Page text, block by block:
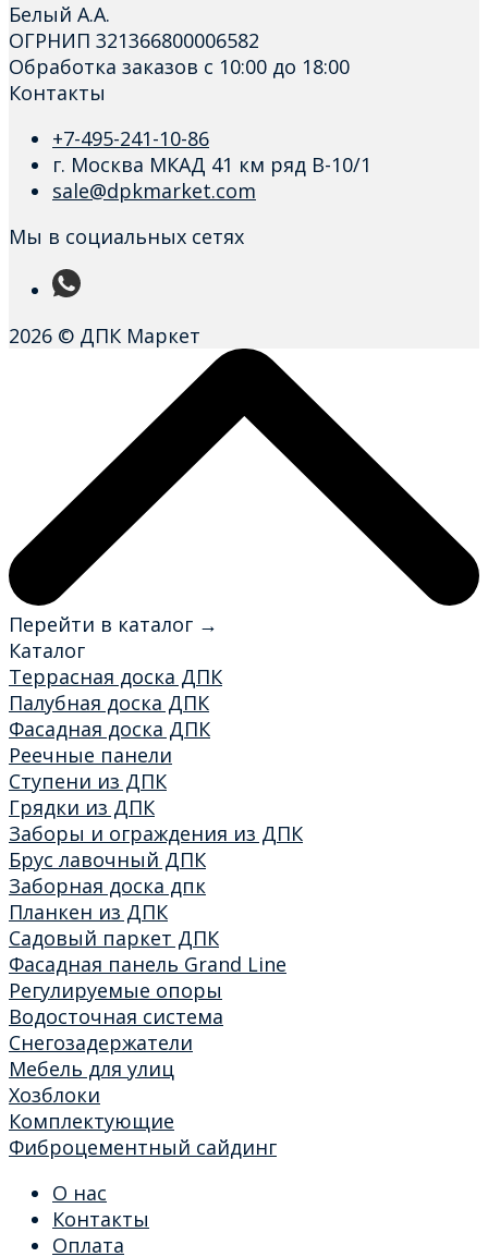
Белый А.А.
ОГРНИП 321366800006582
Обработка заказов с 10:00 до 18:00
Контакты
+7-495-241-10-86
г. Москва МКАД 41 км ряд В-10/1
sale@dpkmarket.com
Мы в социальных сетях
2026 © ДПК Маркет
Перейти в каталог →
Каталог
Террасная доска ДПК
Палубная доска ДПК
Фасадная доска ДПК
Реечные панели
Ступени из ДПК
Грядки из ДПК
Заборы и ограждения из ДПК
Брус лавочный ДПК
Заборная доска дпк
Планкен из ДПК
Садовый паркет ДПК
Фасадная панель Grand Line
Регулируемые опоры
Водосточная система
Снегозадержатели
Мебель для улиц
Хозблоки
Комплектующие
Фиброцементный сайдинг
О нас
Контакты
Оплата